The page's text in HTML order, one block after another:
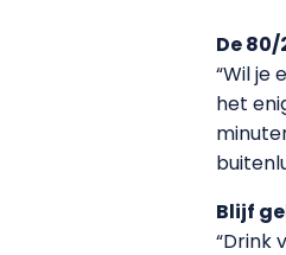
De
“Wil je
het
Blijf
“Drink